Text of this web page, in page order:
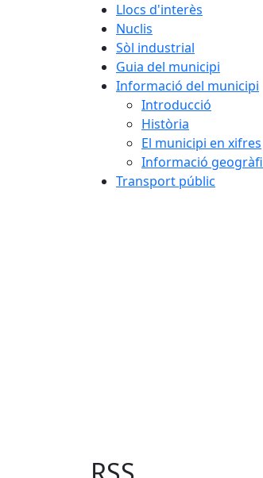
Llocs d'interès
Nuclis
Sòl industrial
Guia del municipi
Informació del municipi
Introducció
Història
El municipi en xifres
Informació
Transport públic